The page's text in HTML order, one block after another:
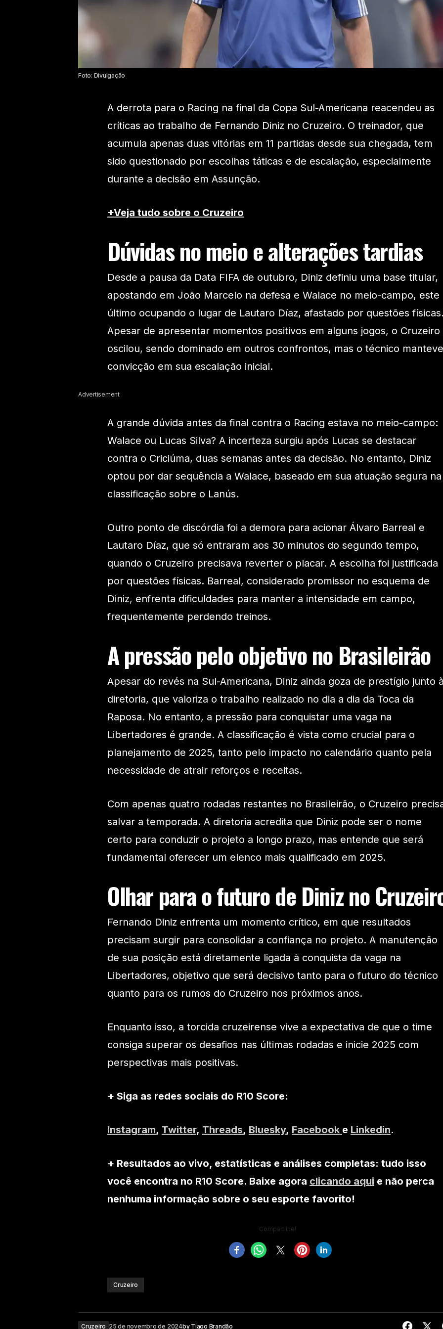
Foto: Divulgação
A derrota para o Racing na final da Copa Sul-Americana reacendeu as
críticas ao trabalho de Fernando Diniz no Cruzeiro. O treinador, que
acumula apenas duas vitórias em 11 partidas desde sua chegada, tem
sido questionado por escolhas táticas e de escalação, especialmente
durante a decisão em Assunção.
+Veja tudo sobre o Cruzeiro
Dúvidas no meio e alterações tardias
Desde a pausa da Data FIFA de outubro, Diniz definiu uma base titular,
apostando em João Marcelo na defesa e Walace no meio-campo, este
último ocupando o lugar de Lautaro Díaz, afastado por questões
Apesar de apresentar momentos positivos em alguns jogos, o Cruzeiro
oscilou, sendo dominado em outros confrontos, mas o técnico manteve
convicção em sua escalação inicial.
Advertisement
A grande dúvida antes da final contra o Racing estava no meio-campo:
Walace ou Lucas Silva? A incerteza surgiu após Lucas se destacar
contra o Criciúma, duas semanas antes da decisão. No entanto, Diniz
optou por dar sequência a Walace, baseado em sua atuação segura na
classificação sobre o Lanús.
Outro ponto de discórdia foi a demora para acionar Álvaro Barreal e
Lautaro Díaz, que só entraram aos 30 minutos do segundo tempo,
quando o Cruzeiro precisava reverter o placar. A escolha foi justificada
por questões físicas. Barreal, considerado promissor no esquema de
Diniz, enfrenta dificuldades para manter a intensidade em campo,
frequentemente perdendo treinos.
A pressão pelo objetivo no Brasileirão
Apesar do revés na Sul-Americana, Diniz ainda goza de prestígio junto
diretoria, que valoriza o trabalho realizado no dia a dia da Toca da
Raposa. No entanto, a pressão para conquistar uma vaga na
Libertadores é grande. A classificação é vista como crucial para o
planejamento de 2025, tanto pelo impacto no calendário quanto pela
necessidade de atrair reforços e receitas.
Com apenas quatro rodadas restantes no Brasileirão, o Cruzeiro
salvar a temporada. A diretoria acredita que Diniz pode ser o nome
certo para conduzir o projeto a longo prazo, mas entende que será
fundamental oferecer um elenco mais qualificado em 2025.
Olhar para o futuro de Diniz no
Fernando Diniz enfrenta um momento crítico, em que resultados
precisam surgir para consolidar a confiança no projeto. A manutenção
de sua posição está diretamente ligada à conquista da vaga na
Libertadores, objetivo que será decisivo tanto para o futuro do técnico
quanto para os rumos do Cruzeiro nos próximos anos.
Enquanto isso, a torcida cruzeirense vive a expectativa de que o time
consiga superar os desafios nas últimas rodadas e inicie 2025 com
perspectivas mais positivas.
+ Siga as redes sociais do R10 Score:
Instagram, Twitter, Threads, Bluesky, Facebook e Linkedin.
+ Resultados ao vivo, estatísticas e análises completas: tudo isso
você encontra no R10 Score. Baixe agora clicando aqui e não perca
nenhuma informação sobre o seu esporte favorito!
Compartilhe!
Cruzeiro
Cruzeiro 25 de novembro de 2024by Tiago Brandão